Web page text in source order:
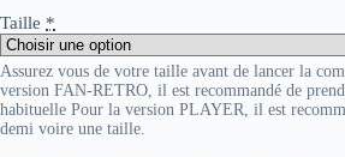
Taille *
Assurez vous de votre taille avant de lancer la
version FAN-RETRO, il est recommandé de
habituelle Pour la version PLAYER, il est
demi voire une taille.